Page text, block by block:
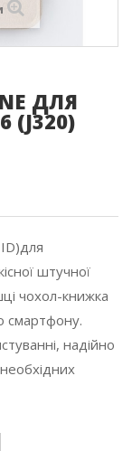
ДЛЯ
(J320)
штучної
чохол-книжка
смартфону.
надійно